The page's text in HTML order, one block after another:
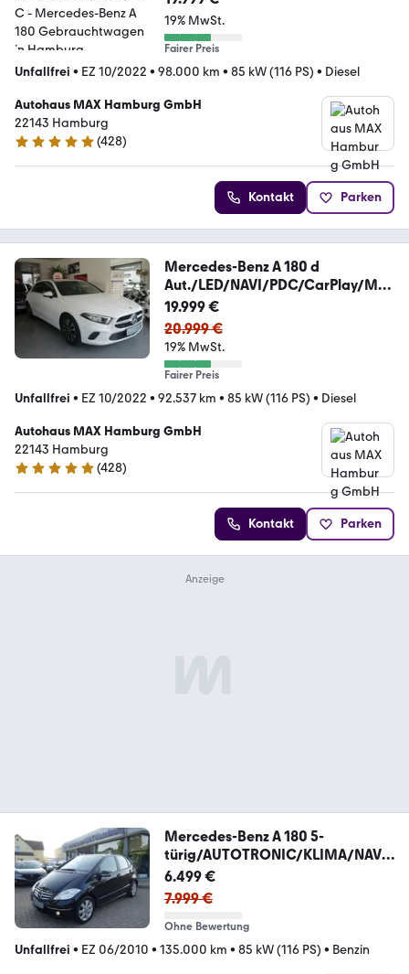
19% MwSt.
Fairer Preis
Unfallfrei • EZ 10/2022 • 98.000 km • 85 kW (116 PS) • Diesel
Autohaus MAX Hamburg GmbH
22143 Hamburg
5 Sterne
(428)
Kontakt Parken
Mercedes-Benz A 180 d
Aut./LED/NAVI/PDC/CarPlay/Mo
dell.2023!
19.999 €
20.999 €
19% MwSt.
Fairer Preis
Unfallfrei • EZ 10/2022 • 92.537 km • 85 kW (116 PS) • Diesel
Autohaus MAX Hamburg GmbH
22143 Hamburg
5 Sterne
(428)
Kontakt Parken
Mercedes-Benz A 180 5-
türig/AUTOTRONIC/KLIMA/NAVI/
PDC/1-HAND
6.499 €
7.999 €
Ohne Bewertung
Unfallfrei • EZ 06/2010 • 135.000 km • 85 kW (116 PS) • Benzin